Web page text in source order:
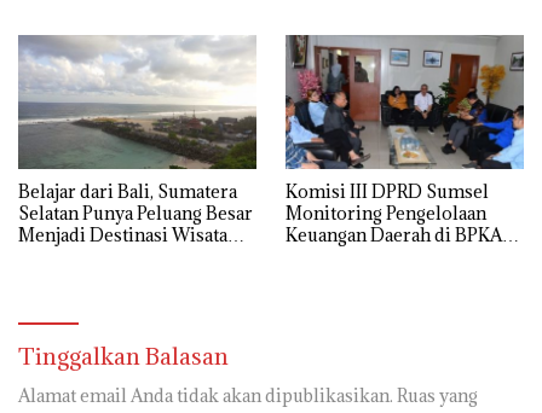
Belajar dari Bali, Sumatera
Selatan Punya Peluang Besar
Menjadi Destinasi Wisata
Komisi III DPRD Sumsel
Monitoring Pengelolaan
Keuangan Daerah di BPKAD
Tinggalkan Balasan
Alamat email Anda tidak akan dipublikasikan. Ruas yang